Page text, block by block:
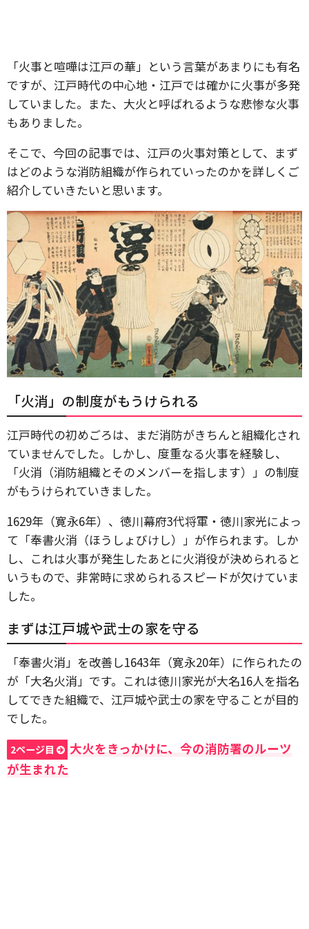
「火事と喧嘩は江戸の華」という言葉があまりにも有名
ですが、江戸時代の中心地・江戸では確かに火事が多発
していました。また、大火と呼ばれるような悲惨な火事
もありました。
そこで、今回の記事では、江戸の火事対策として、まず
はどのような消防組織が作られていったのかを詳しくご
紹介していきたいと思います。
「火消」の制度がもうけられる
江戸時代の初めごろは、まだ消防がきちんと組織化され
ていませんでした。しかし、度重なる火事を経験し、
「火消（消防組織とそのメンバーを指します）」の制度
がもうけられていきました。
1629年（寛永6年）、徳川幕府3代将軍・徳川家光によっ
て「奉書火消（ほうしょびけし）」が作られます。しか
し、これは火事が発生したあとに火消役が決められると
いうもので、非常時に求められるスピードが欠けていま
した。
まずは江戸城や武士の家を守る
「奉書火消」を改善し1643年（寛永20年）に作られたの
が「大名火消」です。これは徳川家光が大名16人を指名
してできた組織で、江戸城や武士の家を守ることが目的
でした。
2ページ目
大火をきっかけに、今の消防署のルーツ
が生まれた